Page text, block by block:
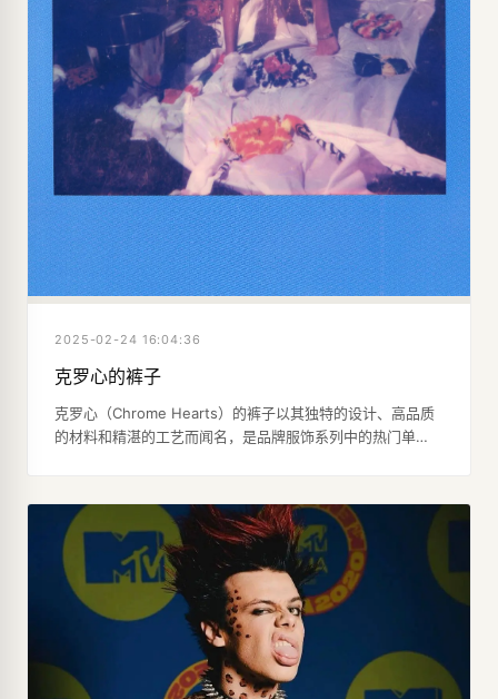
2025-02-24 16:04:36
克罗心的裤子
克罗心（Chrome Hearts）的裤子以其独特的设计、高品质
的材料和精湛的工艺而闻名，是品牌服饰系列中的热门单